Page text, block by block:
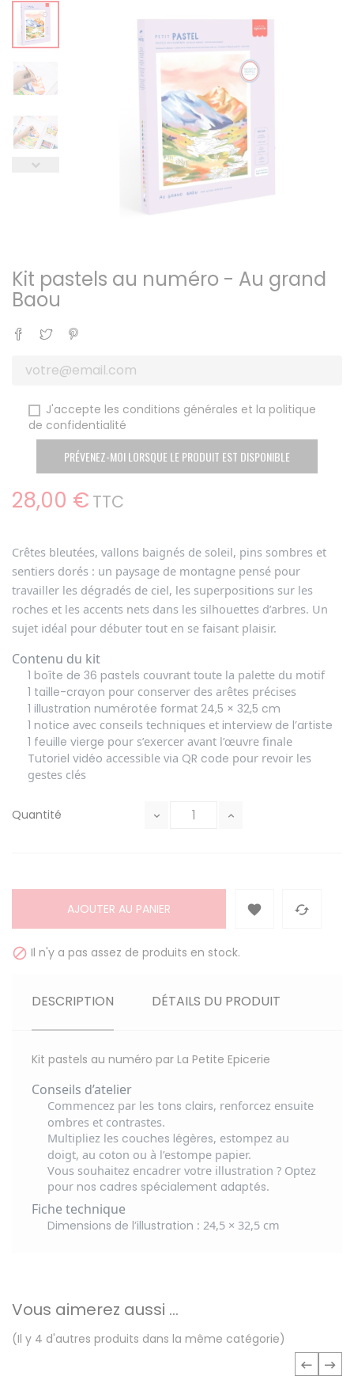
Kit pastels au numéro - Au grand
Baou
Partager
Tweet
J'accepte les conditions générales et la politique
de confidentialité
PRÉVENEZ-MOI LORSQUE LE PRODUIT EST DISPONIBLE
28,00 € TTC
Crêtes bleutées, vallons baignés de soleil, pins sombres et
sentiers dorés : un paysage de montagne pensé pour
travailler les dégradés de ciel, les superpositions sur les
roches et les accents nets dans les silhouettes d’arbres. Un
sujet idéal pour débuter tout en se faisant plaisir.
Contenu du kit
1 boîte de 36 pastels couvrant toute la palette du motif
1 taille-crayon pour conserver des arêtes précises
1 illustration numérotée format 24,5 × 32,5 cm
1 notice avec conseils techniques et interview de l’artiste
1 feuille vierge pour s’exercer avant l’œuvre finale
Tutoriel vidéo accessible via QR code pour revoir les
gestes clés
Quantité
AJOUTER AU PANIER  
 Il n'y a pas assez de produits en stock.
DESCRIPTION DÉTAILS DU PRODUIT
Kit pastels au numéro par La Petite Epicerie
Conseils d’atelier
Commencez par les tons clairs, renforcez ensuite
ombres et contrastes.
Multipliez les couches légères, estompez au
doigt, au coton ou à l’estompe papier.
Vous souhaitez encadrer votre illustration ? Optez
pour nos cadres spécialement adaptés.
Fiche technique
Dimensions de l’illustration : 24,5 × 32,5 cm
Vous aimerez aussi ...
(Il y 4 d'autres produits dans la même catégorie)